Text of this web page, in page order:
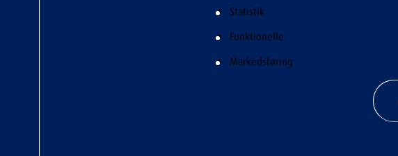
Statistik
Funktionelle
Markedsføring